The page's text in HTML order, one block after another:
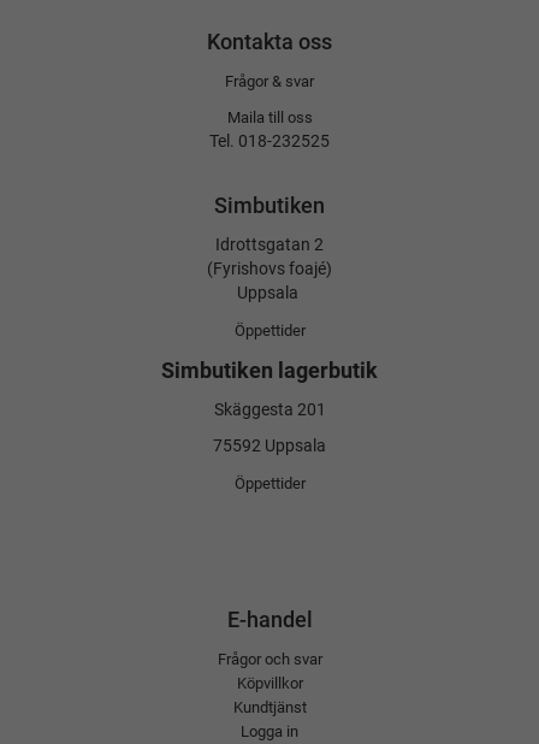
Kontakta oss
Frågor & svar
Maila till oss
Tel. 018-232525
Simbutiken
Idrottsgatan 2
(Fyrishovs foajé)
Uppsala
Öppettider
Simbutiken lagerbutik
Skäggesta 201
75592 Uppsala
Öppettider
E-handel
Frågor och svar
Köpvillkor
Kundtjänst
Logga in